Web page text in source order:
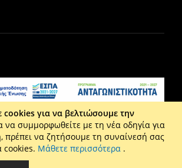
2610 201 800 - Ε: eshop@maison.gr -
Γ.Ε.ΜΗ : 036110316000
2026 Maison. All rights reserved.
για να βελτιώσουμε την
να συμμορφωθείτε με τη νέα οδηγία για
πρέπει να ζητήσουμε τη συναίνεσή σας
cookies. Μάθετε περισσότερα .